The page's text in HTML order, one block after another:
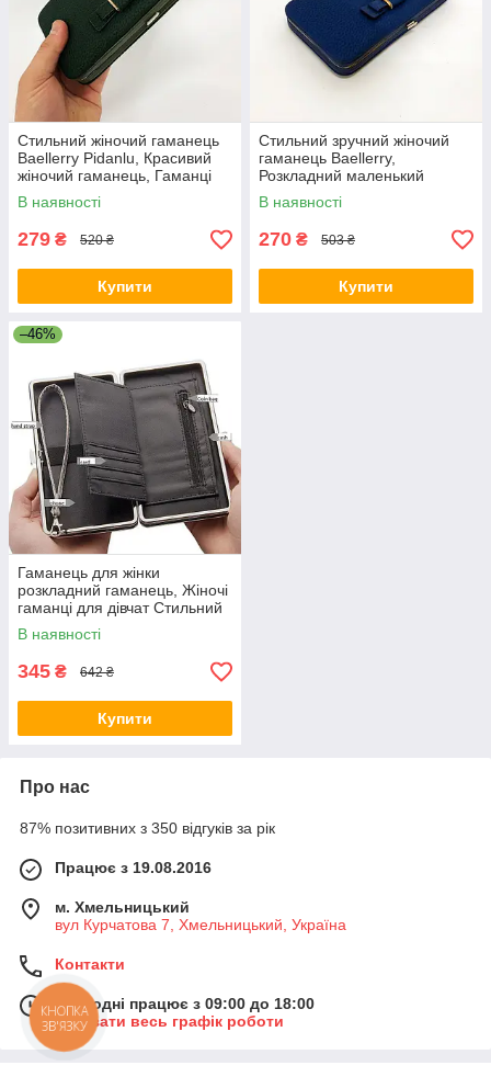
Стильний жіночий гаманець
Baellerry Pidanlu, Красивий
жіночий гаманець, Гаманці
подарунок для жінок WT-13
В наявності
279 ₴ 520 ₴
Купити
Стильний зручний жіночий
гаманець Baellerry,
Розкладний маленький
жіночий гаманець MR-10
В наявності
270 ₴ 503 ₴
Купити
–46%
Гаманець для жінки
розкладний гаманець, Жіночі
гаманці для дівчат Стильний
зручний жіночий KO-21
В наявності
345 ₴ 642 ₴
Купити
Про нас
87% позитивних з 350 відгуків за рік
Працює з 19.08.2016
м. Хмельницький
вул Курчатова 7, Хмельницький, Україна
Контакти
Сьогодні працює з 09:00 до 18:00
Показати весь графік роботи
КНОПКА
ЗВ'ЯЗКУ